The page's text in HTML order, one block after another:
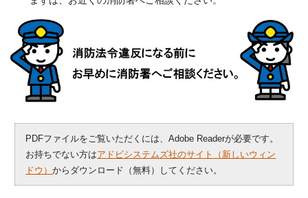
PDFファイルをご覧いただくには、Adobe Readerが必要です。
お持ちでない方はアドビシステムズ社のサイト（新しいウィン
ドウ）からダウンロード（無料）してください。